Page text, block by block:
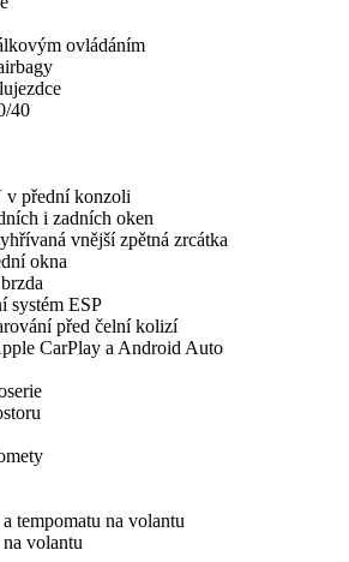
ovládáním
40
v přední konzoli
i zadních oken
vnější zpětná zrcátka
okna
systém ESP
před čelní kolizí
CarPlay a Android Auto
tempomatu na volantu
volantu